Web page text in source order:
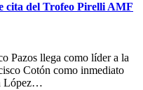
cita del Trofeo Pirelli AMF
Pazos llega como líder a la
Cotón como inmediato
López…